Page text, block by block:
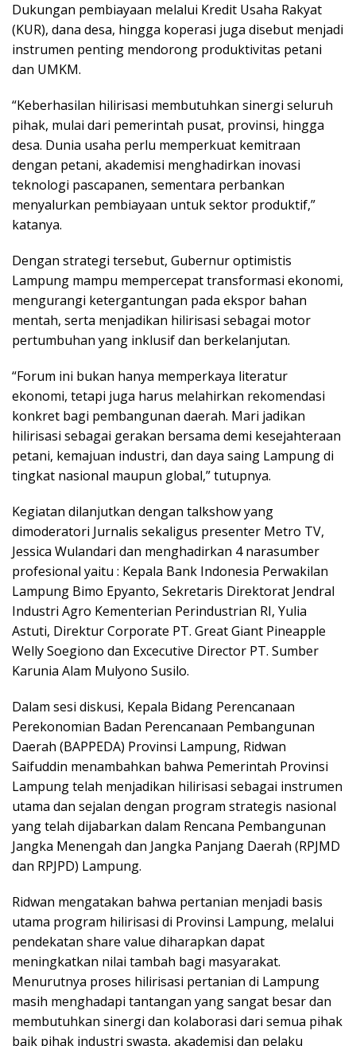
Dukungan pembiayaan melalui Kredit Usaha Rakyat
(KUR), dana desa, hingga koperasi juga disebut menjadi
instrumen penting mendorong produktivitas petani
dan UMKM.
“Keberhasilan hilirisasi membutuhkan sinergi seluruh
pihak, mulai dari pemerintah pusat, provinsi, hingga
desa. Dunia usaha perlu memperkuat kemitraan
dengan petani, akademisi menghadirkan inovasi
teknologi pascapanen, sementara perbankan
menyalurkan pembiayaan untuk sektor produktif,”
katanya.
Dengan strategi tersebut, Gubernur optimistis
Lampung mampu mempercepat transformasi ekonomi,
mengurangi ketergantungan pada ekspor bahan
mentah, serta menjadikan hilirisasi sebagai motor
pertumbuhan yang inklusif dan berkelanjutan.
“Forum ini bukan hanya memperkaya literatur
ekonomi, tetapi juga harus melahirkan rekomendasi
konkret bagi pembangunan daerah. Mari jadikan
hilirisasi sebagai gerakan bersama demi kesejahteraan
petani, kemajuan industri, dan daya saing Lampung di
tingkat nasional maupun global,” tutupnya.
Kegiatan dilanjutkan dengan talkshow yang
dimoderatori Jurnalis sekaligus presenter Metro TV,
Jessica Wulandari dan menghadirkan 4 narasumber
profesional yaitu : Kepala Bank Indonesia Perwakilan
Lampung Bimo Epyanto, Sekretaris Direktorat Jendral
Industri Agro Kementerian Perindustrian RI, Yulia
Astuti, Direktur Corporate PT. Great Giant Pineapple
Welly Soegiono dan Excecutive Director PT. Sumber
Karunia Alam Mulyono Susilo.
Dalam sesi diskusi, Kepala Bidang Perencanaan
Perekonomian Badan Perencanaan Pembangunan
Daerah (BAPPEDA) Provinsi Lampung, Ridwan
Saifuddin menambahkan bahwa Pemerintah Provinsi
Lampung telah menjadikan hilirisasi sebagai instrumen
utama dan sejalan dengan program strategis nasional
yang telah dijabarkan dalam Rencana Pembangunan
Jangka Menengah dan Jangka Panjang Daerah (RPJMD
dan RPJPD) Lampung.
Ridwan mengatakan bahwa pertanian menjadi basis
utama program hilirisasi di Provinsi Lampung, melalui
pendekatan share value diharapkan dapat
meningkatkan nilai tambah bagi masyarakat.
Menurutnya proses hilirisasi pertanian di Lampung
masih menghadapi tantangan yang sangat besar dan
membutuhkan sinergi dan kolaborasi dari semua pihak
baik pihak industri swasta, akademisi dan pelaku